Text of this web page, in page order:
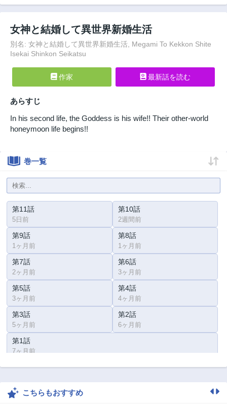
女神と結婚して異世界新婚生活
別名: 女神と結婚して異世界新婚生活, Megami To Kekkon Shite
Isekai Shinkon Seikatsu
作家 最新話を読む
あらすじ
In his second life, the Goddess is his wife!! Their other-world
honeymoon life begins!!
巻一覧
第11話
5日前
第10話
2週間前
第9話
1ヶ月前
第8話
1ヶ月前
第7話
2ヶ月前
第6話
3ヶ月前
第5話
3ヶ月前
第4話
4ヶ月前
第3話
5ヶ月前
第2話
6ヶ月前
第1話
7ヶ月前
こちらもおすすめ